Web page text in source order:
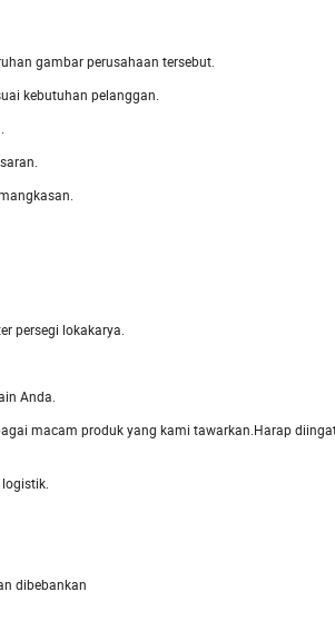
gambar perusahaan tersebut.
kebutuhan pelanggan.
persegi lokakarya.
Anda.
macam produk yang kami tawarkan.Harap
dibebankan